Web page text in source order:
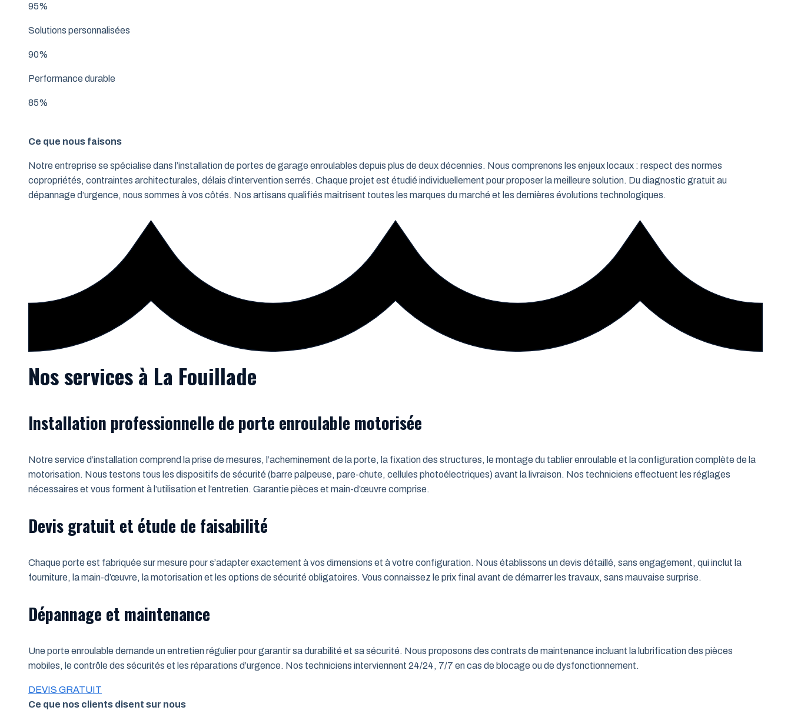
95%
Solutions personnalisées
90%
Performance durable
85%
Ce que nous faisons
Notre entreprise se spécialise dans l’installation de portes de garage enroulables depuis plus de deux décennies. Nous comprenons les enjeux locaux : respect des normes
copropriétés, contraintes architecturales, délais d’intervention serrés. Chaque projet est étudié individuellement pour proposer la meilleure solution. Du diagnostic gratuit au
dépannage d’urgence, nous sommes à vos côtés. Nos artisans qualifiés maitrisent toutes les marques du marché et les dernières évolutions technologiques.
Nos services à La Fouillade
Installation professionnelle de porte enroulable motorisée
Notre service d’installation comprend la prise de mesures, l’acheminement de la porte, la fixation des structures, le montage du tablier enroulable et la configuration complète de la
motorisation. Nous testons tous les dispositifs de sécurité (barre palpeuse, pare-chute, cellules photoélectriques) avant la livraison. Nos techniciens effectuent les réglages
nécessaires et vous forment à l’utilisation et l’entretien. Garantie pièces et main-d’œuvre comprise.
Devis gratuit et étude de faisabilité
Chaque porte est fabriquée sur mesure pour s’adapter exactement à vos dimensions et à votre configuration. Nous établissons un devis détaillé, sans engagement, qui inclut la
fourniture, la main-d’œuvre, la motorisation et les options de sécurité obligatoires. Vous connaissez le prix final avant de démarrer les travaux, sans mauvaise surprise.
Dépannage et maintenance
Une porte enroulable demande un entretien régulier pour garantir sa durabilité et sa sécurité. Nous proposons des contrats de maintenance incluant la lubrification des pièces
mobiles, le contrôle des sécurités et les réparations d’urgence. Nos techniciens interviennent 24/24, 7/7 en cas de blocage ou de dysfonctionnement.
DEVIS GRATUIT
Ce que nos clients disent sur nous